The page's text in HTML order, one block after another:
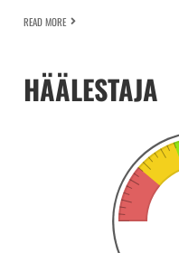
READ MORE
HÄÄLESTAJA